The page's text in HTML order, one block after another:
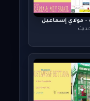
- مولاي إسماعيل